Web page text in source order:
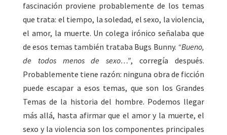
fascinación proviene probablemente de los temas
que trata: el tiempo, la soledad, el sexo, la violencia,
el amor, la muerte. Un colega irónico señalaba que
de esos temas también trataba Bugs Bunny. “Bueno,
de todos menos de sexo…”, corregía después.
Probablemente tiene razón: ninguna obra de ficción
puede escapar a esos temas, que son los Grandes
Temas de la historia del hombre. Podemos llegar
más allá, hasta afirmar que el amor y la muerte, el
sexo y la violencia son los componentes principales